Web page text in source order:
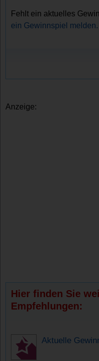
Fehlt ein aktuelles
ein Gewinnspiel melden.
Anzeige:
Hier finden Sie
Empfehlungen:
Aktuelle